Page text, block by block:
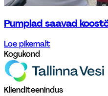
Pumplad saavad
Loe pikemalt
Kogukond
Klienditeenindus